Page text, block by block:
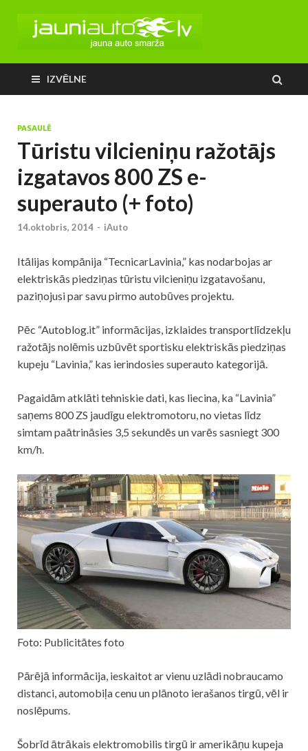
IZVĒLNE
PASAULĒ
Tūristu vilcieniņu ražotājs
izgatavos 800 ZS e-
superauto (+ foto)
14.oktobris, 2014 - iAuto
Itālijas kompānija “TecnicarLavinia,” kas nodarbojas ar
elektriskās piedziņas tūristu vilcieniņu izgatavošanu,
paziņojusi par savu pirmo autobūves projektu.
Pēc “Autoblog.it” informācijas, izklaides transportlīdzekļu
ražotājs nolēmis uzbūvēt sportisku elektriskās piedziņas
kupeju “Lavinia,” kas ierindosies superauto kategorijā.
Pagaidām atklāti tehniskie dati, kas liecina, ka “Lavinia”
saņems 800 ZS jaudīgu elektromotoru, no vietas līdz
simtam paātrināsies 3,5 sekundēs un varēs sasniegt 300
km/h.
Foto: Publicitātes foto
Pārējā informācija, ieskaitot ar vienu uzlādi nobraucamo
distanci, automobiļa cenu un plānoto ierašanos tirgū, vēl ir
noslēpums.
Šobrīd ātrākais elektromobilis tirgū ir amerikāņu kupeja